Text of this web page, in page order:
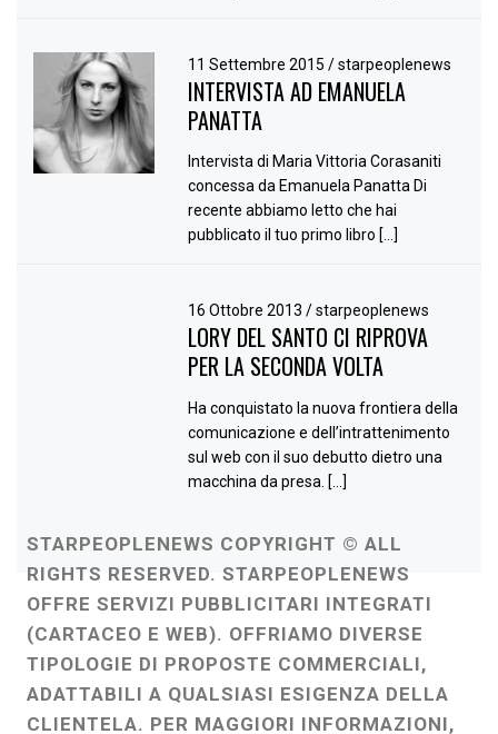
11 Settembre 2015/ starpeoplenews
INTERVISTA AD EMANUELA
PANATTA
Intervista di Maria Vittoria Corasaniti
concessa da Emanuela Panatta Di
recente abbiamo letto che hai
pubblicato il tuo primo libro […]
16 Ottobre 2013/ starpeoplenews
LORY DEL SANTO CI RIPROVA
PER LA SECONDA VOLTA
Ha conquistato la nuova frontiera della
comunicazione e dell’intrattenimento
sul web con il suo debutto dietro una
macchina da presa. […]
STARPEOPLENEWS COPYRIGHT © ALL
RIGHTS RESERVED. STARPEOPLENEWS
OFFRE SERVIZI PUBBLICITARI INTEGRATI
(CARTACEO E WEB). OFFRIAMO DIVERSE
TIPOLOGIE DI PROPOSTE COMMERCIALI,
ADATTABILI A QUALSIASI ESIGENZA DELLA
CLIENTELA. PER MAGGIORI INFORMAZIONI,